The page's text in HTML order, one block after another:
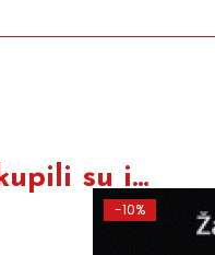
su i...
-10%